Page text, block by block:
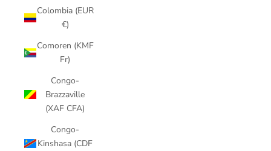
Colombia (EUR
€)
Comoren (KMF
Fr)
Congo-
Brazzaville
(XAF CFA)
Congo-
Kinshasa (CDF